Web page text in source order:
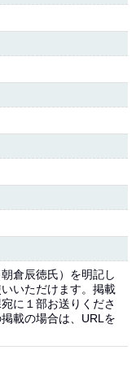
倉辰徳氏）を明記し
いただけます。掲載
に１部お送りくださ
載の場合は、URLを